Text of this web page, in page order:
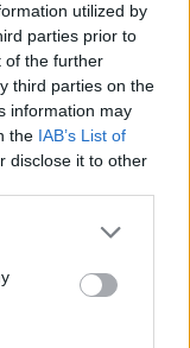
utilized by
parties prior to
of the further
third parties on the
information may
the IAB’s List of
disclose it to other
το
τα τ...